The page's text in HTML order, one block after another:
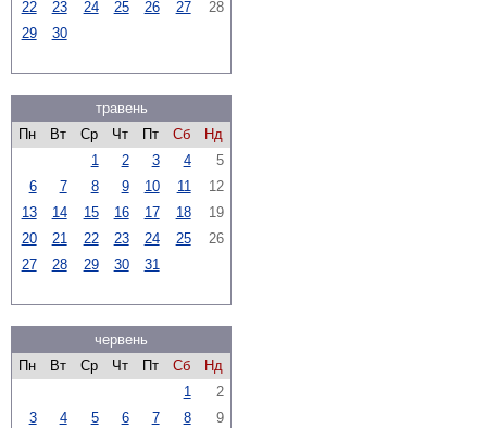
22
23 24 25 26 27
28
29
30
травень
Пн
Вт Ср Чт Пт Сб
Нд
1
2 3 4
5
6
7 8 9 10 11
12
13
14 15 16 17 18
19
20
21 22 23 24 25
26
27
28 29 30 31
червень
Пн
Вт Ср Чт Пт Сб
Нд
1
2
3
4 5 6 7 8
9